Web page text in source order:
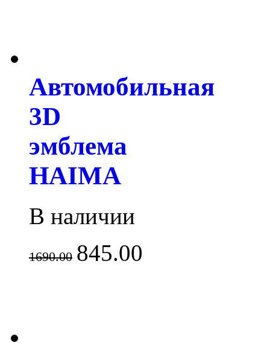
Автомобильная
3D
эмблема
HAIMA
В наличии
1690.00 845.00